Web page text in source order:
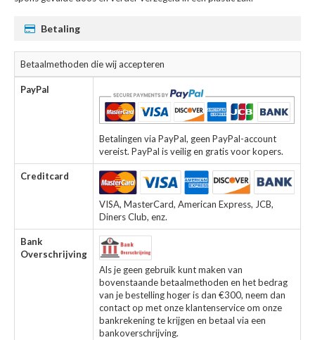
Betaling
Betaalmethoden die wij accepteren
PayPal
Betalingen via PayPal, geen PayPal-account
vereist. PayPal is veilig en gratis voor kopers.
Creditcard
VISA, MasterCard, American Express, JCB,
Diners Club, enz.
Bank
Overschrijving
Als je geen gebruik kunt maken van
bovenstaande betaalmethoden en het bedrag
van je bestelling hoger is dan €300, neem dan
contact op met onze klantenservice om onze
bankrekening te krijgen en betaal via een
bankoverschrijving.